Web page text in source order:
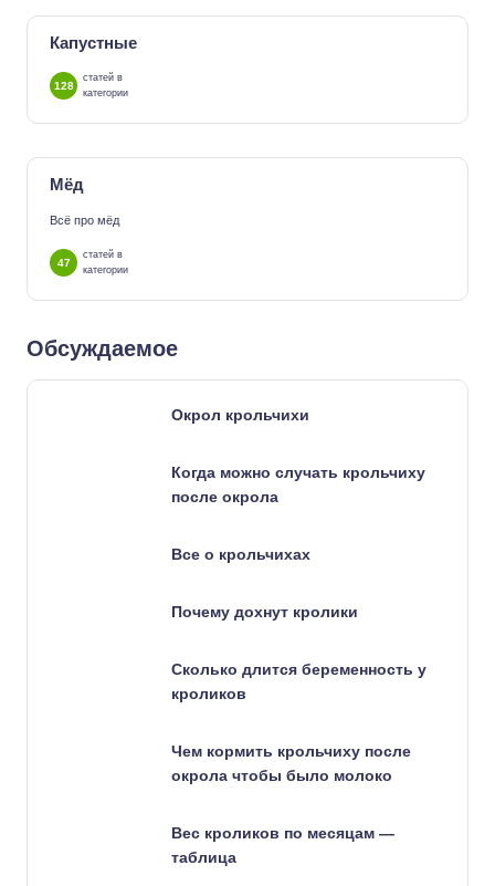
Капустные
128
статей в
категории
Мёд
Всё про мёд
47
статей в
категории
Обсуждаемое
Окрол крольчихи
Когда можно случать крольчиху
после окрола
Все о крольчихах
Почему дохнут кролики
Сколько длится беременность у
кроликов
Чем кормить крольчиху после
окрола чтобы было молоко
Вес кроликов по месяцам —
таблица